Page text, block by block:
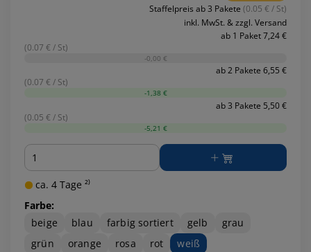
Staffelpreis ab 3 Pakete (0.05 € / St)
inkl. MwSt. & zzgl. Versand
ab 1 Paket 7,24 €
(0.07 € / St)
-0,00 €
ab 2 Pakete 6,55 €
(0.07 € / St)
-1,38 €
ab 3 Pakete 5,50 €
(0.05 € / St)
-5,21 €
Menge
ca. 4 Tage ²⁾
Farbe:
beige
blau farbig sortiert gelb
grau
grün
orange rosa rot
weiß